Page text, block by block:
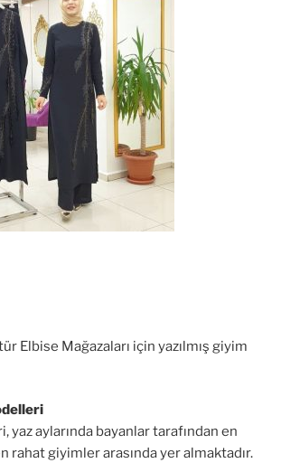
Elbise Mağazaları için yazılmış giyim
yaz aylarında bayanlar tarafından en
rahat giyimler arasında yer almaktadır.